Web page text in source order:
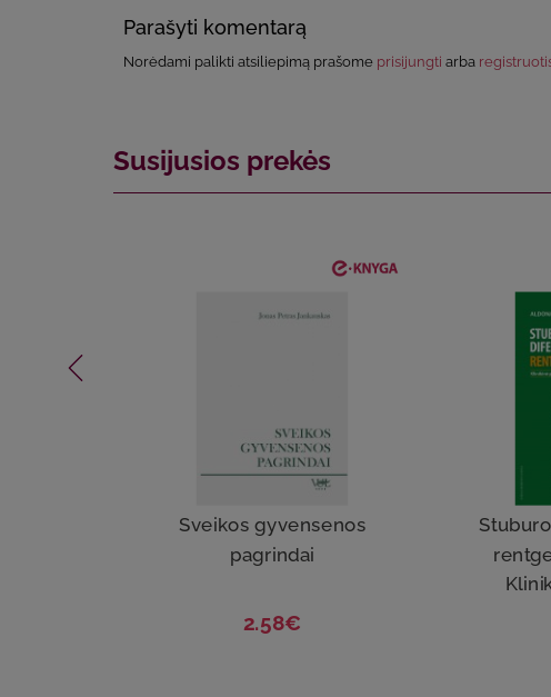
Parašyti komentarą
Norėdami palikti atsiliepimą prašome prisijungti arba
Susijusios prekės
Sveikos gyvensenos
pagrindai
2.58€